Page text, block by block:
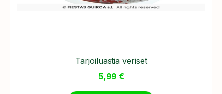
Tarjoiluastia veriset
5,99 €